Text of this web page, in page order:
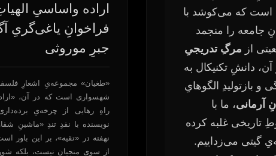
است که می‌کوشد با
جامعه را منجمد
از مرگِ تدریجیِ
دانشِ تکنیکال به
بازتولیدِ الگوهایِ
آرمانی، ما با
تاریخی غلبه کرده
گیتی می‌زداییم.
اراده واساسیِ
فراخوانِ یاغی‌گریِ
جبرِ موروثی
«طغیان» مجموعه‌یِ اشعارِ
شهسواری است که در آن،
راهِ رهایی از چرخه‌یِ
نویسنده با نقدِ تندِ «ماشینِ
نهفته در «تقیه»، بر این باور
از سویِ منجیان نیست، بلکه